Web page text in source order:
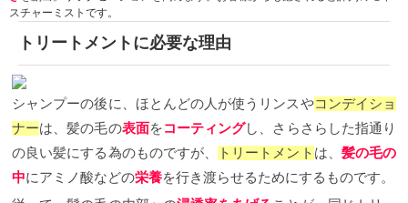
スチャーミストです。
トリートメントに必要な理由
シャンプーの後に、ほとんどの人が使うリンスやコンデイショ
ナーは、髪の毛の表面をコーティングし、さらさらした指通り
の良い髪にする為のものですが、
トリートメント は、 髪の毛の
中にアミノ酸などの栄養を行き渡らせるためにするものです。